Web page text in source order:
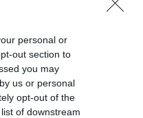
personal or
out section to
you may
us or personal
opt-out of the
of downstream
tema